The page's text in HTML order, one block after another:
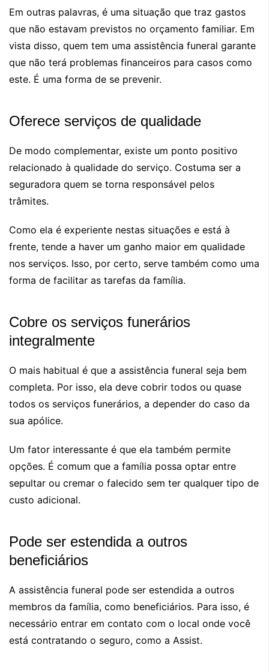
Em outras palavras, é uma situação que traz gastos
que não estavam previstos no orçamento familiar. Em
vista disso, quem tem uma assistência funeral garante
que não terá problemas financeiros para casos como
este. É uma forma de se prevenir.
Oferece serviços de qualidade
De modo complementar, existe um ponto positivo
relacionado à qualidade do serviço. Costuma ser a
seguradora quem se torna responsável pelos
trâmites.
Como ela é experiente nestas situações e está à
frente, tende a haver um ganho maior em qualidade
nos serviços. Isso, por certo, serve também como uma
forma de facilitar as tarefas da família.
Cobre os serviços funerários
integralmente
O mais habitual é que a assistência funeral seja bem
completa. Por isso, ela deve cobrir todos ou quase
todos os serviços funerários, a depender do caso da
sua apólice.
Um fator interessante é que ela também permite
opções. É comum que a família possa optar entre
sepultar ou cremar o falecido sem ter qualquer tipo de
custo adicional.
Pode ser estendida a outros
beneficiários
A assistência funeral pode ser estendida a outros
membros da família, como beneficiários. Para isso, é
necessário entrar em contato com o local onde você
está contratando o seguro, como a Assist.